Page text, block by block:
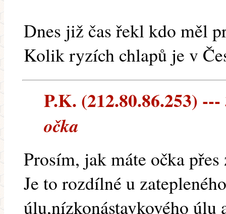
Dnes již čas řekl kdo měl
Kolik ryzích chlapů je v
P.K. (212.80.86.253) ---
očka
Prosím, jak máte očka
Je to rozdílné u
úlu,nízkonástavkového úlu